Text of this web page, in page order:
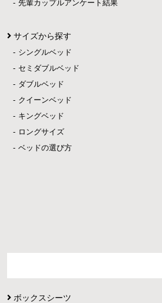
先輩カップルアンケート結果
サイズから探す
シングルベッド
セミダブルベッド
ダブルベッド
クイーンベッド
キングベッド
ロングサイズ
ベッドの選び方
ボックスシーツ